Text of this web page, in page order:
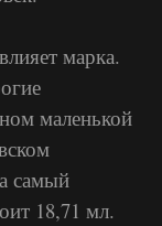
марка.
маленькой
самый
18,71 мл.